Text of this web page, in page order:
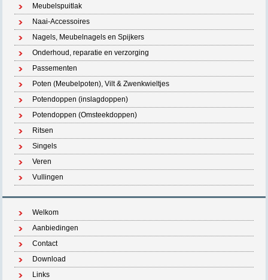
Meubelspuitlak
Naai-Accessoires
Nagels, Meubelnagels en Spijkers
Onderhoud, reparatie en verzorging
Passementen
Poten (Meubelpoten), Vilt & Zwenkwieltjes
Potendoppen (inslagdoppen)
Potendoppen (Omsteekdoppen)
Ritsen
Singels
Veren
Vullingen
Welkom
Aanbiedingen
Contact
Download
Links